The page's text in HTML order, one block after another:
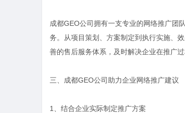
成都GEO公司拥有一支专业的网络推广团
务。从项目策划、方案制定到执行实施、
善的售后服务体系，及时解决企业在推广
三、成都GEO公司助力企业网络推广建议
1、结合企业实际制定推广方案